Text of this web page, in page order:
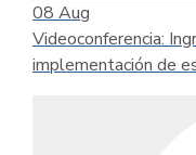
08 Aug
Videoconferencia:
implementación de